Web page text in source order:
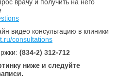
врачу и получить на него
видео консультацию в клиники
consultations
(834-2) 312-712
ниже и следуйте